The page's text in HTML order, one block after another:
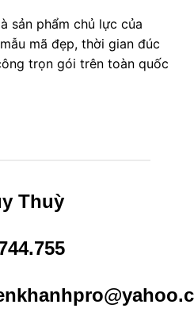
sản phẩm chủ lực của
mã đẹp, thời gian đúc
trọn gói trên toàn quốc
Thuỳ